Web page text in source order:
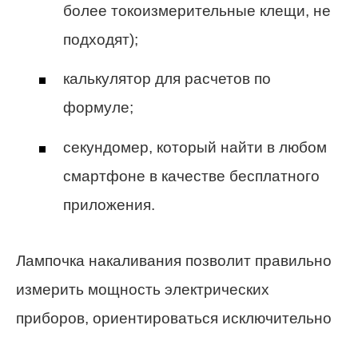
более токоизмерительные клещи, не
подходят);
калькулятор для расчетов по
формуле;
секундомер, который найти в любом
смартфоне в качестве бесплатного
приложения.
Лампочка накаливания позволит правильно
измерить мощность электрических
приборов, ориентироваться исключительно